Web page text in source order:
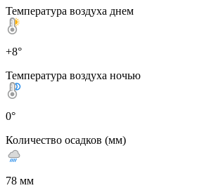
Температура воздуха днем
+8°
Температура воздуха ночью
0°
Количество осадков (мм)
78 мм